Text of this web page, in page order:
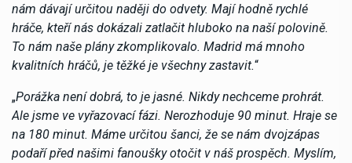
nám dávají určitou naději do odvety. Mají hodně rychlé
hráče, kteří nás dokázali zatlačit hluboko na naší polovině.
To nám naše plány zkomplikovalo. Madrid má mnoho
kvalitních hráčů, je těžké je všechny zastavit.“
„Porážka není dobrá, to je jasné. Nikdy nechceme prohrát.
Ale jsme ve vyřazovací fázi. Nerozhoduje 90 minut. Hraje se
na 180 minut. Máme určitou šanci, že se nám dvojzápas
podaří před našimi fanoušky otočit v náš prospěch. Myslím,